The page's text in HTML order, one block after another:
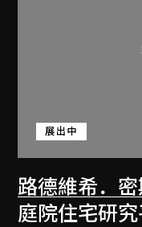
路德維希．
展出中
庭院住宅研